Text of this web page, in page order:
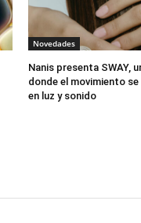
Novedades
Nanis presenta SWAY,
donde el movimiento
en luz y sonido